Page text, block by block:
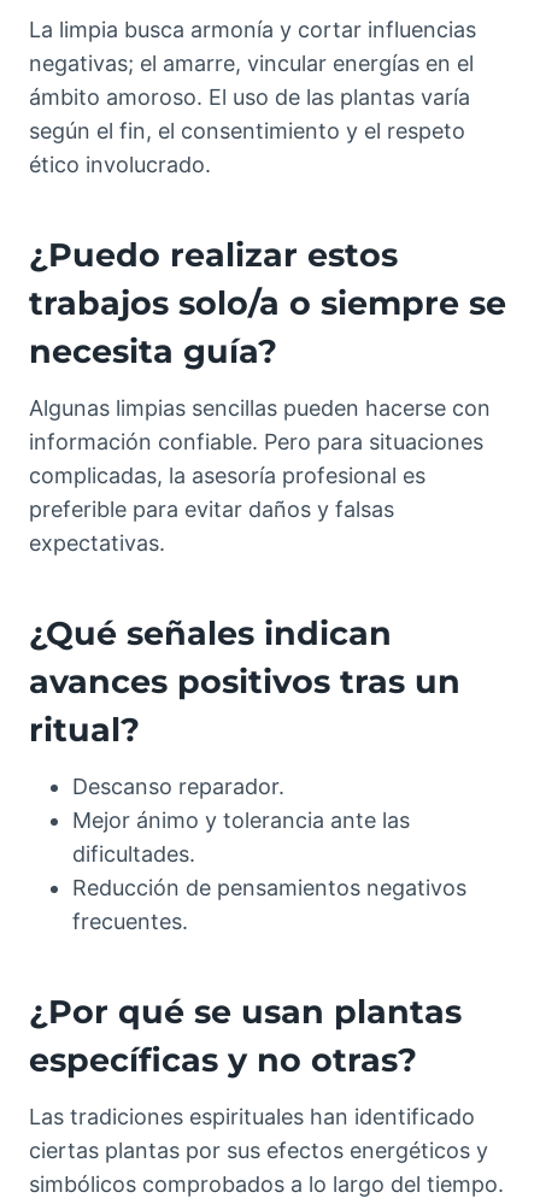
La limpia busca armonía y cortar influencias
negativas; el amarre, vincular energías en el
ámbito amoroso. El uso de las plantas varía
según el fin, el consentimiento y el respeto
ético involucrado.
¿Puedo realizar estos
trabajos solo/a o siempre se
necesita guía?
Algunas limpias sencillas pueden hacerse con
información confiable. Pero para situaciones
complicadas, la asesoría profesional es
preferible para evitar daños y falsas
expectativas.
¿Qué señales indican
avances positivos tras un
ritual?
Descanso reparador.
Mejor ánimo y tolerancia ante las
dificultades.
Reducción de pensamientos negativos
frecuentes.
¿Por qué se usan plantas
específicas y no otras?
Las tradiciones espirituales han identificado
ciertas plantas por sus efectos energéticos y
simbólicos comprobados a lo largo del tiempo.